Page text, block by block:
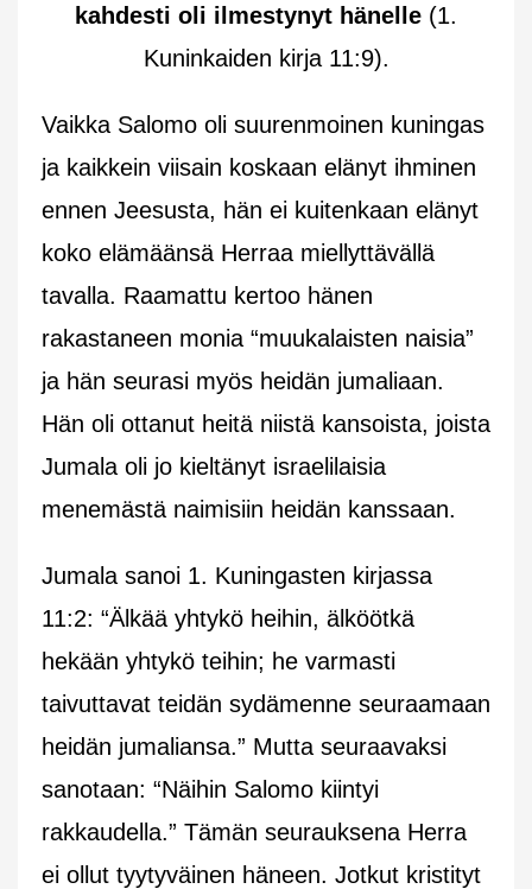
kahdesti oli ilmestynyt hänelle (1.
Kuninkaiden kirja 11:9).
Vaikka Salomo oli suurenmoinen kuningas
ja kaikkein viisain koskaan elänyt ihminen
ennen Jeesusta, hän ei kuitenkaan elänyt
koko elämäänsä Herraa miellyttävällä
tavalla. Raamattu kertoo hänen
rakastaneen monia “muukalaisten naisia”
ja hän seurasi myös heidän jumaliaan.
Hän oli ottanut heitä niistä kansoista, joista
Jumala oli jo kieltänyt israelilaisia
menemästä naimisiin heidän kanssaan.
Jumala sanoi 1. Kuningasten kirjassa
11:2: “Älkää yhtykö heihin, älköötkä
hekään yhtykö teihin; he varmasti
taivuttavat teidän sydämenne seuraamaan
heidän jumaliansa.” Mutta seuraavaksi
sanotaan: “Näihin Salomo kiintyi
rakkaudella.” Tämän seurauksena Herra
ei ollut tyytyväinen häneen. Jotkut kristityt